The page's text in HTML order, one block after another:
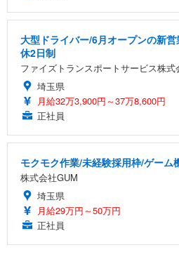
大型ドライバー/6月オープンの新
休2日制
ファイズトランスポートサービス株式
埼玉県
月給32万3,900円～37万8,600円
正社員
モクモク作業/未経験採用枠/ゲーム
株式会社GUM
埼玉県
月給29万円～50万円
正社員